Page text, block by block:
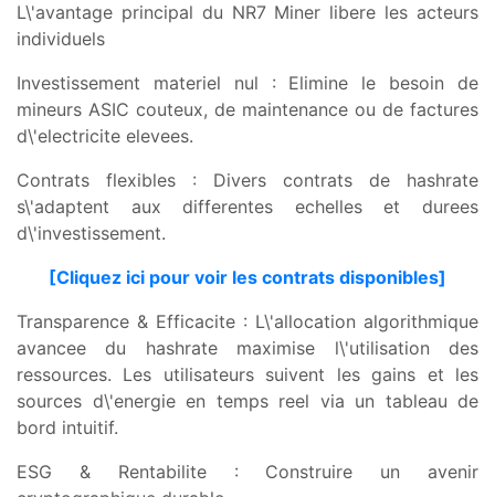
L\'avantage principal du NR7 Miner libere les acteurs
individuels
Investissement materiel nul : Elimine le besoin de
mineurs ASIC couteux, de maintenance ou de factures
d\'electricite elevees.
Contrats flexibles : Divers contrats de hashrate
s\'adaptent aux differentes echelles et durees
d\'investissement.
[Cliquez ici pour voir les contrats disponibles]
Transparence & Efficacite : L\'allocation algorithmique
avancee du hashrate maximise l\'utilisation des
ressources. Les utilisateurs suivent les gains et les
sources d\'energie en temps reel via un tableau de
bord intuitif.
ESG & Rentabilite : Construire un avenir